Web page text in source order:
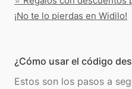
¡No te lo pierdas en Widilo!
¿Cómo usar el código
Estos son los pasos a